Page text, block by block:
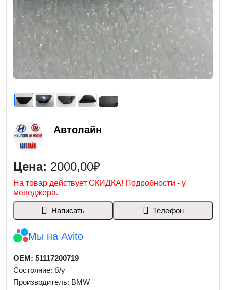
Автолайн
Цена: 2000,00₽
На товар действует СКИДКА! Подробности - у
менеджера.
Написать Телефон
Мы на Avito
OEM: 51117200719
Состояние: б/у
Производитель: BMW